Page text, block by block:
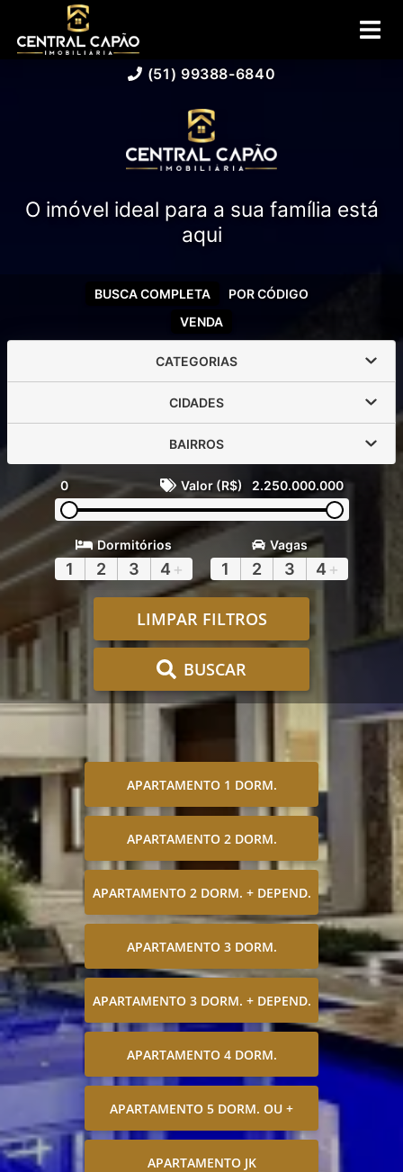
(51) 99388-6840
O imóvel ideal para a sua família está
aqui
VENDA
BUSCA COMPLETA POR CÓDIGO
CATEGORIAS
CIDADES
BAIRROS
0 Valor (R$) 2.250.000.000
Dormitórios
1 2 3 4 +
Vagas
1 2 3 4 +
LIMPAR FILTROS
BUSCAR
APARTAMENTO 1 DORM.
APARTAMENTO 2 DORM.
APARTAMENTO 2 DORM. + DEPEND.
APARTAMENTO 3 DORM.
APARTAMENTO 3 DORM. + DEPEND.
APARTAMENTO 4 DORM.
APARTAMENTO 5 DORM. OU +
APARTAMENTO JK